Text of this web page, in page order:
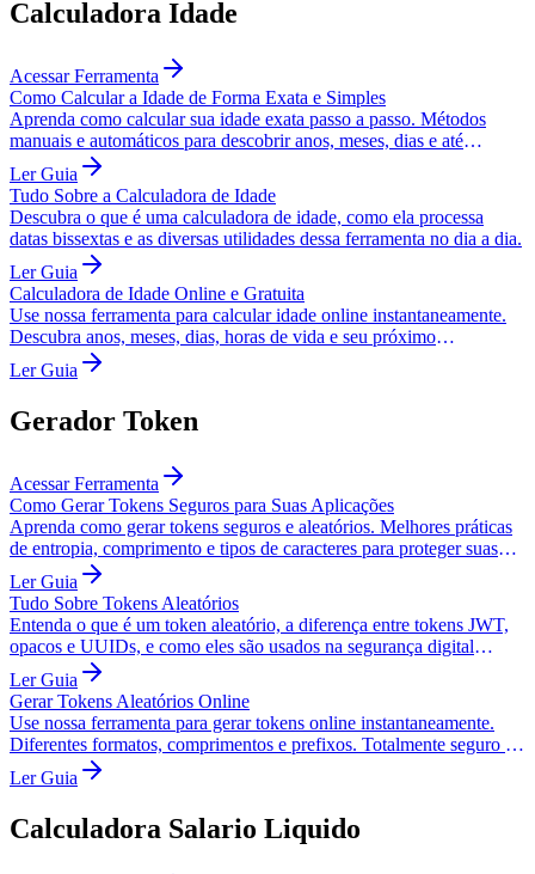
Calculadora Idade
Acessar Ferramenta
Como Calcular a Idade de Forma Exata e Simples
Aprenda como calcular sua idade exata passo a passo. Métodos
manuais e automáticos para descobrir anos, meses, dias e até
minutos de vida.
Ler Guia
Tudo Sobre a Calculadora de Idade
Descubra o que é uma calculadora de idade, como ela processa
datas bissextas e as diversas utilidades dessa ferramenta no dia a dia.
Ler Guia
Calculadora de Idade Online e Gratuita
Use nossa ferramenta para calcular idade online instantaneamente.
Descubra anos, meses, dias, horas de vida e seu próximo
aniversário. Grátis e seguro.
Ler Guia
Gerador Token
Acessar Ferramenta
Como Gerar Tokens Seguros para Suas Aplicações
Aprenda como gerar tokens seguros e aleatórios. Melhores práticas
de entropia, comprimento e tipos de caracteres para proteger suas
aplicações.
Ler Guia
Tudo Sobre Tokens Aleatórios
Entenda o que é um token aleatório, a diferença entre tokens JWT,
opacos e UUIDs, e como eles são usados na segurança digital
Ler Guia
Gerar Tokens Aleatórios Online
Use nossa ferramenta para gerar tokens online instantaneamente.
Diferentes formatos, comprimentos e prefixos. Totalmente seguro e
Ler Guia
Calculadora Salario Liquido